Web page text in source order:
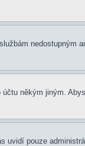
nedostupným
někým jiným.
uvidí pouze